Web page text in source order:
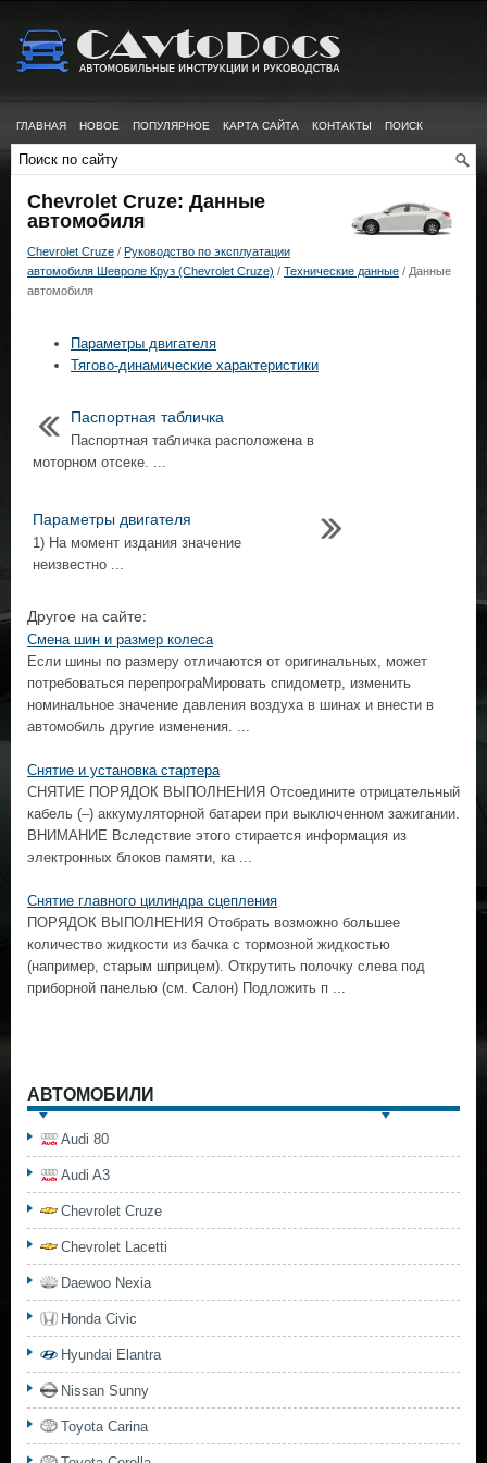
ГЛАВНАЯ НОВОЕ ПОПУЛЯРНОЕ КАРТА САЙТА КОНТАКТЫ ПОИСК
Chevrolet Cruze: Данные
автомобиля
Chevrolet Cruze / Руководство по эксплуатации
автомобиля Шевроле Круз (Chevrolet Cruze) / Технические данные / Данные
автомобиля
Параметры двигателя
Тягово-динамические характеристики
Паспортная табличка
Паспортная табличка расположена в
моторном отсеке. ...
Параметры двигателя
1) На момент издания значение
неизвестно ...
Другое на сайте:
Смена шин и размер колеса
Если шины по размеру отличаются от оригинальных, может
потребоваться перепрограМировать спидометр, изменить
номинальное значение давления воздуха в шинах и внести в
автомобиль другие изменения. ...
Снятие и установка стартера
СНЯТИЕ ПОРЯДОК ВЫПОЛНЕНИЯ Отсоедините отрицательный
кабель (–) аккумуляторной батареи при выключенном зажигании.
ВНИМАНИЕ Вследствие этого стирается информация из
электронных блоков памяти, ка ...
Снятие главного цилиндра сцепления
ПОРЯДОК ВЫПОЛНЕНИЯ Отобрать возможно большее
количество жидкости из бачка с тормозной жидкостью
(например, старым шприцем). Открутить полочку слева под
приборной панелью (см. Салон) Подложить п ...
АВТОМОБИЛИ
Audi 80
Audi A3
Chevrolet Cruze
Chevrolet Lacetti
Daewoo Nexia
Honda Civic
Hyundai Elantra
Nissan Sunny
Toyota Carina